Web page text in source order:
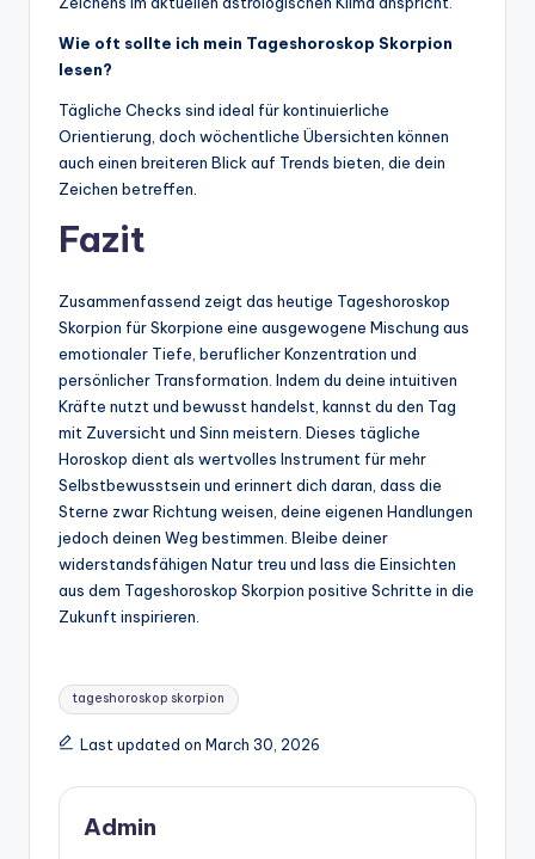
Wie oft sollte ich mein Tageshoroskop Skorpion
lesen?
Tägliche Checks sind ideal für kontinuierliche
Orientierung, doch wöchentliche Übersichten können
auch einen breiteren Blick auf Trends bieten, die dein
Zeichen betreffen.
Fazit
Zusammenfassend zeigt das heutige Tageshoroskop
Skorpion für Skorpione eine ausgewogene Mischung aus
emotionaler Tiefe, beruflicher Konzentration und
persönlicher Transformation. Indem du deine intuitiven
Kräfte nutzt und bewusst handelst, kannst du den Tag
mit Zuversicht und Sinn meistern. Dieses tägliche
Horoskop dient als wertvolles Instrument für mehr
Selbstbewusstsein und erinnert dich daran, dass die
Sterne zwar Richtung weisen, deine eigenen Handlungen
jedoch deinen Weg bestimmen. Bleibe deiner
widerstandsfähigen Natur treu und lass die Einsichten
aus dem Tageshoroskop Skorpion positive Schritte in die
Zukunft inspirieren.
Tags:
tageshoroskop skorpion​
Last updated on March 30, 2026
Admin